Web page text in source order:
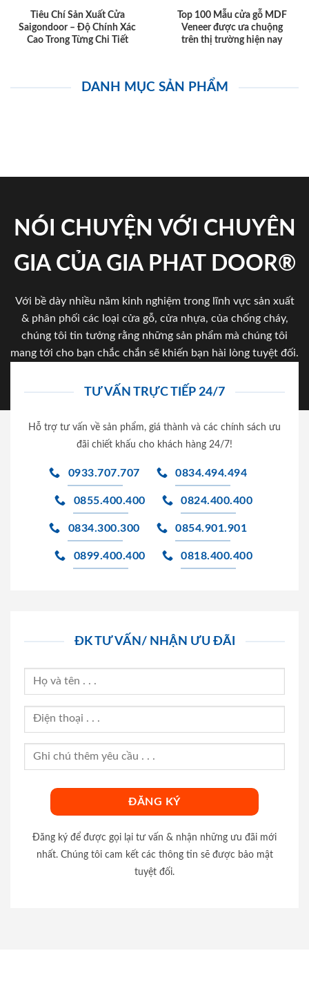
Tiêu Chí Sản Xuất Cửa
Saigondoor – Độ Chính Xác
Cao Trong Từng Chi Tiết
Top 100 Mẫu cửa gỗ MDF
Veneer được ưa chuộng
trên thị trường hiện nay
DANH MỤC SẢN PHẨM
NÓI CHUYỆN VỚI CHUYÊN
GIA CỦA GIA PHAT DOOR®
Với bề dày nhiều năm kinh nghiệm trong lĩnh vực sản xuất
& phân phối các loại cửa gỗ, cửa nhựa, của chống cháy,
chúng tôi tin tưởng rằng những sản phẩm mà chúng tôi
mang tới cho bạn chắc chắn sẽ khiến bạn hài lòng tuyệt đối.
TƯ VẤN TRỰC TIẾP 24/7
Hỗ trợ tư vấn về sản phẩm, giá thành và các chính sách ưu
đãi chiết khấu cho khách hàng 24/7!
0933.707.707 0834.494.494
0855.400.400 0824.400.400
0834.300.300 0854.901.901
0899.400.400 0818.400.400
ĐK TƯ VẤN/ NHẬN ƯU ĐÃI
Đăng ký để được gọi lại tư vấn & nhận những ưu đãi mới
nhất. Chúng tôi cam kết các thông tin sẽ được bảo mật
tuyệt đối.